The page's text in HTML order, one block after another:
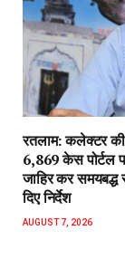
रतलाम: कलेक्टर की
6,869 केस पोर्टल
जाहिर कर
दिए निर्देश
AUGUST 7, 2026